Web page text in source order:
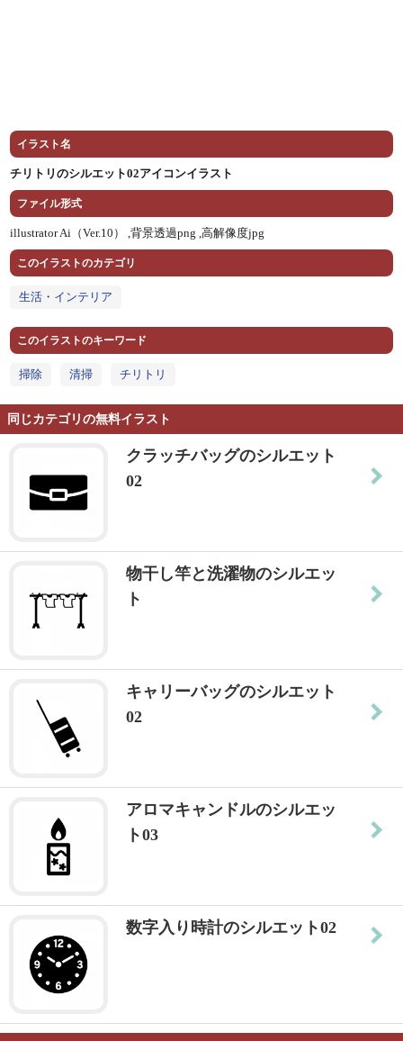
イラスト名
チリトリのシルエット02アイコンイラスト
ファイル形式
illustrator Ai（Ver.10） ,背景透過png ,高解像度jpg
このイラストのカテゴリ
生活・インテリア
このイラストのキーワード
掃除 清掃 チリトリ
同じカテゴリの無料イラスト
クラッチバッグのシルエット
02
物干し竿と洗濯物のシルエッ
ト
キャリーバッグのシルエット
02
アロマキャンドルのシルエッ
ト03
数字入り時計のシルエット02